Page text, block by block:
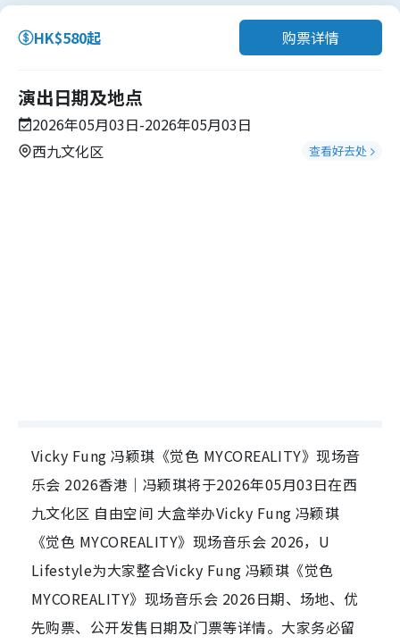
HK$580起 购票详情
演出日期及地点
2026年05月03日-2026年05月03日
西九文化区
查看好去处
Vicky Fung 冯颖琪《觉色 MYCOREALITY》现场音
乐会 2026香港｜冯颖琪将于2026年05月03日在西
九文化区 自由空间 大盒举办Vicky Fung 冯颖琪
《觉色 MYCOREALITY》现场音乐会 2026，U
Lifestyle为大家整合Vicky Fung 冯颖琪《觉色
MYCOREALITY》现场音乐会 2026日期、场地、优
先购票、公开发售日期及门票等详情。大家务必留